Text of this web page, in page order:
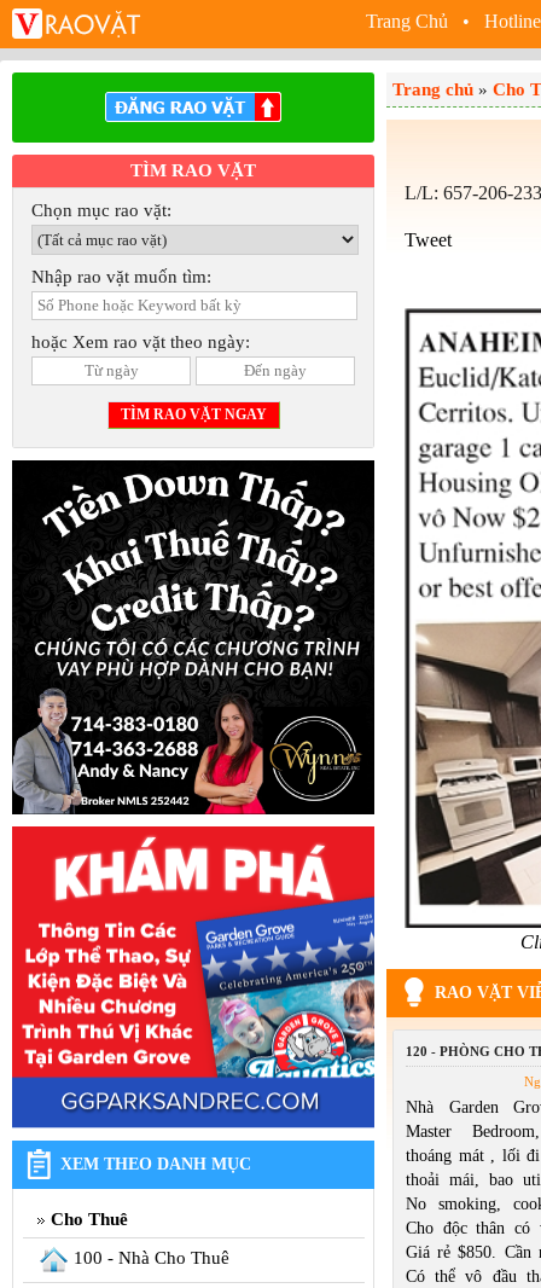
Trang Chủ •
TÌM RAO VẶT
Chọn mục rao vặt:
Nhập rao vặt muốn tìm:
hoặc Xem rao vặt theo ngày:
XEM THEO DANH MỤC
Cho Thuê
100 - Nhà Cho Thuê
Trang chủ » Cho
L/L: 657-206-
Tweet
RAO VẶT
120 - PHÒNG CHO
Nhà Garden
Master
thoáng mát , lối
thoải mái, bao
No smoking,
Cho độc thân có
Giá rẻ $850. Cần
Có thể vô đầu